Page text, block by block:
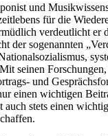
und
für die
verdeutlicht er
der sogenannten
seinen
und
einen wichtigen
auch stets einen